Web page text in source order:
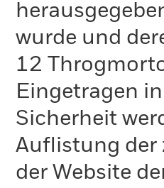
wurde und
12
Eingetragen
Sicherheit
Auflistung der
der Website